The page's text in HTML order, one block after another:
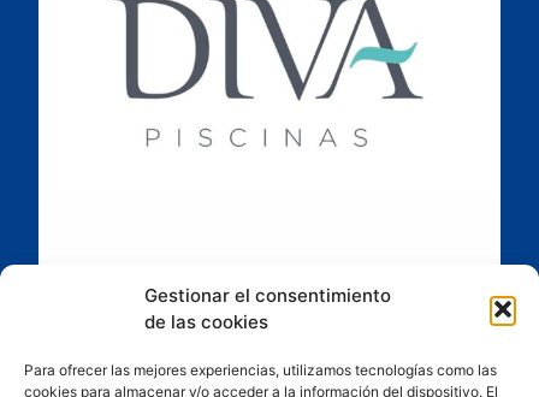
Gestionar el consentimiento
de las cookies
Para ofrecer las mejores experiencias, utilizamos tecnologías como las
cookies para almacenar y/o acceder a la información del dispositivo. El